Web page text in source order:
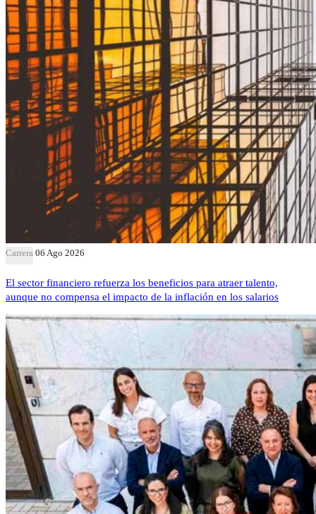
Carrera 06 Ago 2026
El sector financiero refuerza los beneficios para atraer talento,
aunque no compensa el impacto de la inflación en los salarios